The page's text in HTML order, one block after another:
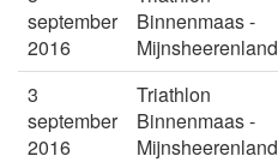
september
2016
Binnenmaas -
Mijnsheerenland
3
september
2016
Triathlon
Binnenmaas -
Mijnsheerenland